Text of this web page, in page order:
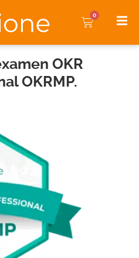
0
OKR
OKRMP.